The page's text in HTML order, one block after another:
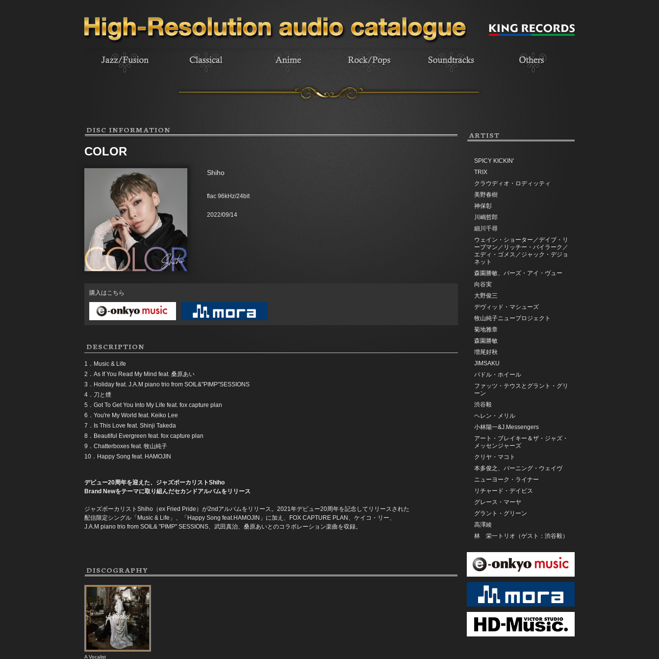
DISC INFORMATION
COLOR
Shiho
flac 96kHz/24bit
2022/09/14
購入はこちら
DESCRIPTION
1．Music & Life
2．As If You Read My Mind feat. 桑原あい
3．Holiday feat. J.A.M piano trio from SOIL&"PIMP"SESSIONS
4．刀と煙
5．Got To Get You Into My Life feat. fox capture plan
6．You're My World feat. Keiko Lee
7．Is This Love feat. Shinji Takeda
8．Beautiful Evergreen feat. fox capture plan
9．Chatterboxes feat. 牧山純子
10．Happy Song feat. HAMOJIN
デビュー20周年を迎えた、ジャズボーカリストShiho
Brand Newをテーマに取り組んだセカンドアルバムをリリース
ジャズボーカリストShiho（ex Fried Pride）が2ndアルバムをリリース。2021年デビュー20周年を記念してリリースされた
配信限定シングル「Music & Life」、「Happy Song feat.HAMOJIN」に加え、FOX CAPTURE PLAN、ケイコ・リー、
J.A.M piano trio from SOIL& "PIMP" SESSIONS、武田真治、桑原あいとのコラボレーション楽曲を収録。
DISCOGRAPHY
A Vocalist
ARTIST
SPICY KICKIN'
TRIX
クラウディオ・ロディッティ
美野春樹
神保彰
川嶋哲郎
細川千尋
ウェイン・ショーター／デイブ・リ
ーブマン／リッチー・バイラーク／
エディ・ゴメス／ジャック・デジョ
ネット
森園勝敏、バーズ・アイ・ヴュー
向谷実
大野俊三
デヴィッド・マシューズ
牧山純子ニュープロジェクト
菊地雅章
森園勝敏
増尾好秋
JIMSAKU
パドル・ホイール
ファッツ・テウスとグラント・グリ
ーン
渋谷毅
ヘレン・メリル
小林陽一&J.Messengers
アート・ブレイキー＆ザ・ジャズ・
メッセンジャーズ
クリヤ・マコト
本多俊之、バーニング・ウェイヴ
ニューヨーク・ライナー
リチャード・デイビス
グレース・マーヤ
グラント・グリーン
高澤綾
林 栄一トリオ（ゲスト：渋谷毅）
Fabrhyme
メル・トーメ
ザ・ボルチモア・シンジケートfeat.
クリヤ・マコト
増尾好秋、ヤン・ハマー
スーパー・ファンキー・サックス
藤原清登
ハンク・クロフォード